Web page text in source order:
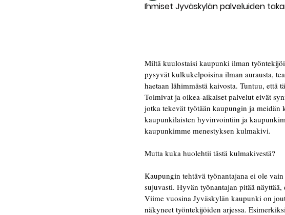
Ihmiset Jyväskylän palveluiden
Miltä kuulostaisi kaupunki ilman
pysyvät kulkukelpoisina ilman aurausta,
haetaan lähimmästä kaivosta. Tuntuu, että
Toimivat ja oikea-aikaiset palvelut eivät
jotka tekevät työtään kaupungin ja meidän
kaupunkilaisten hyvinvointiin ja
kaupunkimme menestyksen kulmakivi.
Mutta kuka huolehtii tästä kulmakivestä?
Kaupungin tehtävä työnantajana ei ole
sujuvasti. Hyvän työnantajan pitää
Viime vuosina Jyväskylän kaupunki on
näkyneet työntekijöiden arjessa.